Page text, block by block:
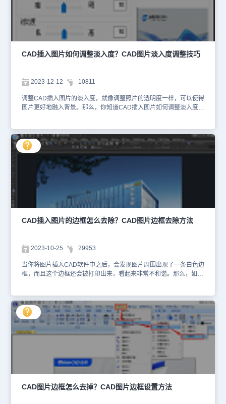
统就会因为找不到图片而无法将其呈现。解决办法：CAD插入的图片
丢失这不仅可能影响到设计的美观性，更可能对整个项目的进度产生
严重的影响。此时，我们可以通过一些方法来找回这些丢失的CAD图
片，或者采取一些措施来避免这种情况的发生。1、将图纸和相关图
片等文件放在同一个文件夹，即可正常显示图片内容。2、直接调用
【ETRANSMIT】命令，利用电子传递功能将图纸和图纸相关的文件
打成一个压缩包，然后使用压缩包内的文件即可。总之，面对CAD图
片。同时，也要注重预防措施，避免类似问题的再次发生。这样，我
们的CAD设计才能更加完美。
CAD插入图片如何调整淡入度？CAD图片淡入度调整技巧
2023-12-12 10811
调整CAD插入图片的淡入度，就像调整照片的透明度一样，可以使得
图片更好地融入背景。那么，你知道CAD插入图片如何调整淡入度
辰CAD中打开图纸文件后，插入需要用到的图片。2、选中插入的图
片后，在左侧特性栏中找到【淡入度】，点击后面的【…】按钮。如
果不显示特性栏可以通过快捷键【Ctrl+1】调出。3、在调出的【图
像调整】对话框中，输入淡入度的值，便可以在右侧预览框中看出淡
入效果。如下图所示：4、调整完毕后，点击【确定】按钮，这样图
片的淡入度就调整好了。再次查看图纸时，就会发现图片以新的淡入
度出现在了图纸上。如下图所示：总的来说，调整CAD插入图片的淡
入度是一项实用的技能，它可以使设计更加生动、有趣。通过这个方
法，你可以轻松地在浩辰CAD软件中调整任何一张图片的淡入效果，
从而提升整个设计的质量。
CAD插入图片的边框怎么去除？CAD图片边框去除方法
2023-10-25 29953
当你将图片插入CAD软件中之后，会发现图片周围出现了一条白色边
框，而且这个边框还会被打印出来，看起来非常不和谐。那么，如何
CAD软件中可以通过调用IMAGEFRAME命令来控制是否在视图中显
示图像边框：当IMAGEFRAME值为0时，不显示和打印图像边框。
当IMAGEFRAME值为1时，显示并打印图像边框。该设置为默认设
置。当IMAGEFRAME值为2时，显示但不打印图像边框。CAD图片
边框去除方法步骤： 1、在浩辰CAD中打开图纸文件后，插入一张图
片，如下图可以看到CAD插入图片的周围有一圈白色边框。 2、如果
想要让图片周围的白色边框消失，可以在命令行键入：
IMAGEFRAME，按回车键确认，根据命令提示输入IMAGEFRAME
的新值为：0。 3、操作完成后，图片的边框就去掉了。 在浩辰CAD
中，去除图片边框的过程仅需两步，便能轻松实现。是不是感觉简单
易学，非常实用呢？对此感兴趣的设计师朋友们，不妨关注浩辰CAD
CAD图片边框怎么去掉？CAD图片边框设置方法